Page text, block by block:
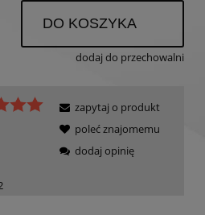
DO KOSZYKA
dodaj do przechowalni
zapytaj o produkt
poleć znajomemu
dodaj opinię